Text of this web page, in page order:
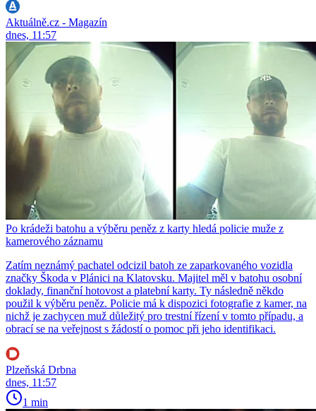
Aktuálně.cz - Magazín
dnes, 11:57
Po krádeži batohu a výběru peněz z karty hledá policie muže z
kamerového záznamu
Zatím neznámý pachatel odcizil batoh ze zaparkovaného vozidla
značky Škoda v Plánici na Klatovsku. Majitel měl v batohu osobní
doklady, finanční hotovost a platební karty. Ty následně někdo
použil k výběru peněz. Policie má k dispozici fotografie z kamer, na
nichž je zachycen muž důležitý pro trestní řízení v tomto případu, a
obrací se na veřejnost s žádostí o pomoc při jeho identifikaci.
Plzeňská Drbna
dnes, 11:57
1 min